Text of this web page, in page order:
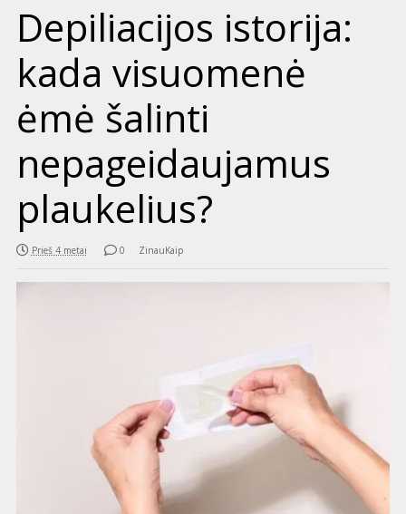
Depiliacijos istorija:
kada visuomenė
ėmė šalinti
nepageidaujamus
plaukelius?
Prieš 4 metai 0 ZinauKaip